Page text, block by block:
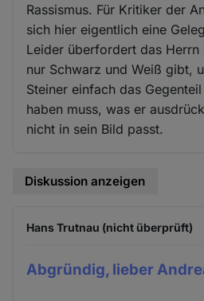
Rassismus. Für Kritiker der
sich hier eigentlich eine
Leider überfordert das
nur Schwarz und Weiß gibt,
Steiner einfach das
haben muss, was er
nicht in sein Bild passt.
Diskussion anzeigen
Hans Trutnau (nicht überprüft)
Abgründig, lieber